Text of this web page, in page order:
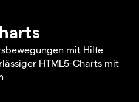
mit Hilfe
HTML5-Charts mit